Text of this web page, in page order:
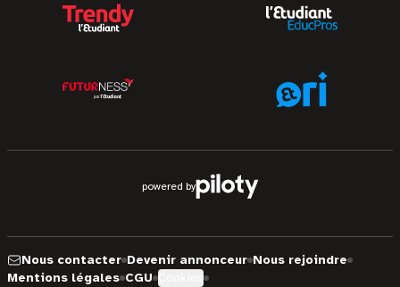
powered by
Nous contacter Devenir annonceur Nous rejoindre
Mentions légales CGU